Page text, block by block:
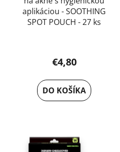
aplikáciou - SOOTHING
SPOT POUCH - 27 ks
€4,80
DO KOŠÍKA